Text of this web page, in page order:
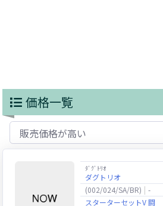
価格一覧
ﾀﾞｸﾞﾄﾘｵ
ダグトリオ
(002/024/SA/BR)
-
スターターセットV 闘